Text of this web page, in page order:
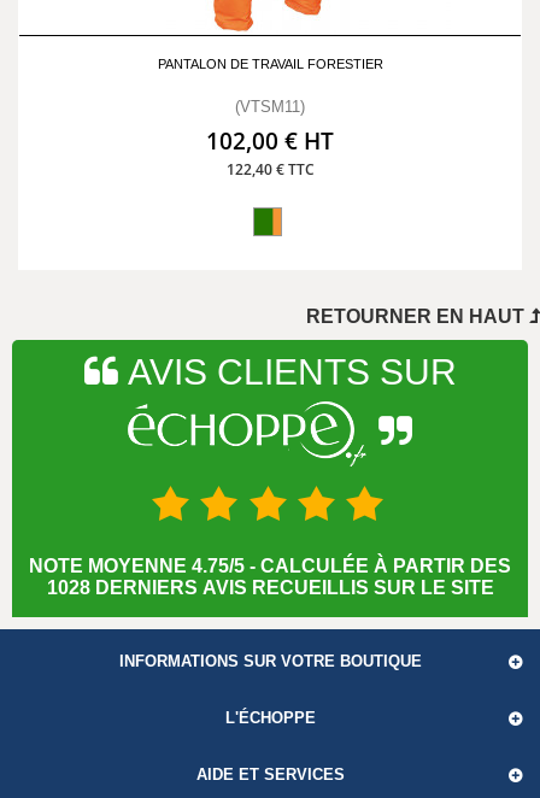
PANTALON DE TRAVAIL FORESTIER
(VTSM11)
102,00 € HT
122,40 € TTC
RETOURNER EN HAUT
NOTE MOYENNE 4.75/5 - CALCULÉE À PARTIR DES
1028 DERNIERS AVIS RECUEILLIS SUR LE SITE
INFORMATIONS SUR VOTRE BOUTIQUE
L'ÉCHOPPE
AIDE ET SERVICES